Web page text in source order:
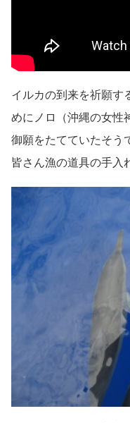
イルカの到来を祈願す
めにノロ（沖縄の女性
御願をたてていたそう
皆さん漁の道具の手入